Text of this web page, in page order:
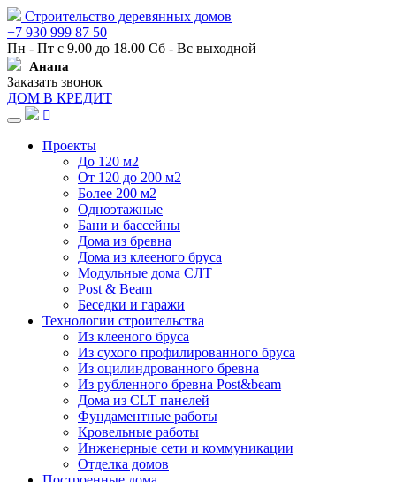
Строительство деревянных домов
+7 930 999 87 50
Пн - Пт с 9.00 до 18.00 Сб - Вс выходной
Анапа
Заказать звонок
ДОМ В КРЕДИТ
Навигация
Проекты
До 120 м2
От 120 до 200 м2
Более 200 м2
Одноэтажные
Бани и бассейны
Дома из бревна
Дома из клееного бруса
Модульные дома СЛТ
Post & Beam
Беседки и гаражи
Технологии строительства
Из клееного бруса
Из сухого профилированного бруса
Из оцилиндрованного бревна
Из рубленного бревна Post&beam
Дома из CLT панелей
Фундаментные работы
Кровельные работы
Инженерные сети и коммуникации
Отделка домов